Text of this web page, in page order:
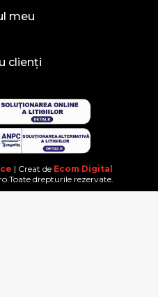
meu
clienți
| Creat de Ecom Digital
drepturile rezervate.